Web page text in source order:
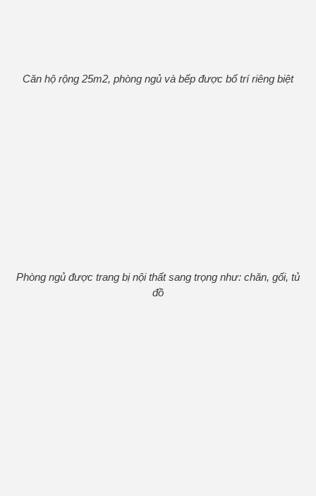
Căn hộ rộng 25m2, phòng ngủ và bếp được bố trí riêng biệt
Phòng ngủ được trang bị nội thất sang trọng như: chăn, gối, tủ
đồ